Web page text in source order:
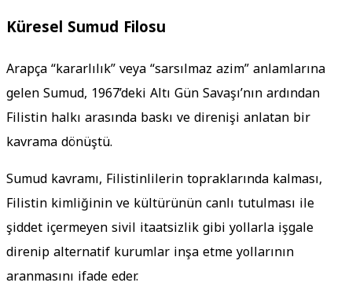
Küresel Sumud Filosu
Arapça “kararlılık” veya “sarsılmaz azim” anlamlarına
gelen Sumud, 1967’deki Altı Gün Savaşı’nın ardından
Filistin halkı arasında baskı ve direnişi anlatan bir
kavrama dönüştü.
Sumud kavramı, Filistinlilerin topraklarında kalması,
Filistin kimliğinin ve kültürünün canlı tutulması ile
şiddet içermeyen sivil itaatsizlik gibi yollarla işgale
direnip alternatif kurumlar inşa etme yollarının
aranmasını ifade eder.